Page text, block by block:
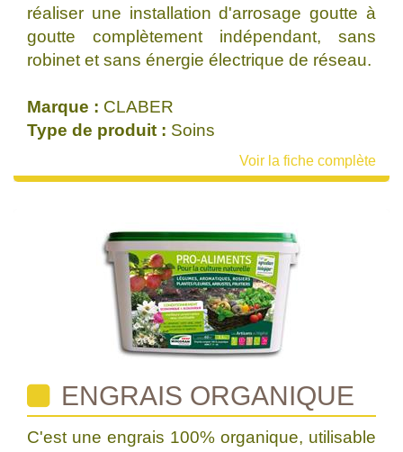
réaliser une installation d'arrosage goutte à
goutte complètement indépendant, sans
robinet et sans énergie électrique de réseau.
Marque : CLABER
Type de produit : Soins
Voir la fiche complète
ENGRAIS ORGANIQUE
C'est une engrais 100% organique, utilisable